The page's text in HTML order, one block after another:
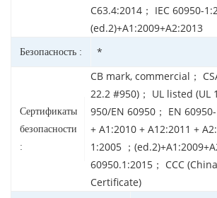
C63.4:2014； IEC 60950-
(ed.2)+A1:2009+A2:2013
Безопасность : *
Сертификаты
безопасности
:
CB mark, commercial；
22.2 #950)； UL listed (UL
950/EN 60950； EN
+ A1:2010 + A12:2011 +
1:2005 ；
60950.1:2015； CCC
Certificate)